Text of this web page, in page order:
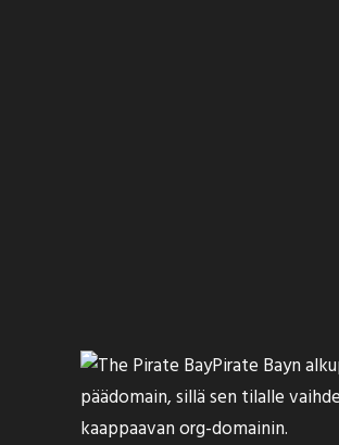
Pirate Bayn
päädomain, sillä sen tilalle
kaappaavan org-domainin.